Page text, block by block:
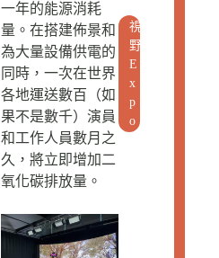
一年的能源消耗
量。在搭建佈景和
為大量設備供電的
同時，一次在世界
各地運送數百（如
果不是數千）演員
和工作人員數月之
久，將立即增加二
氧化碳排放量。
視
野
E
x
p
o